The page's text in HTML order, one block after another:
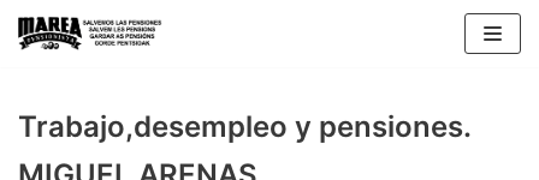
Saltar
Trabajo,desempleo y pensiones.